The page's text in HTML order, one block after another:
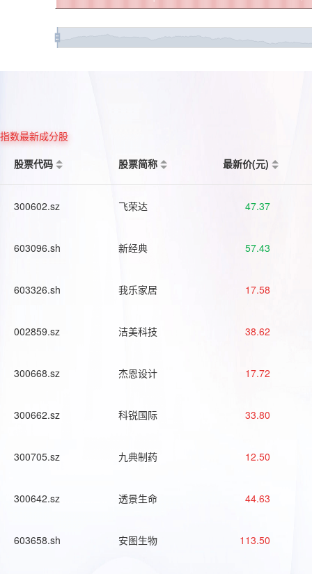
指数最新成分股
股票代码
股票简称 最新价(元)
300602.sz 飞荣达 47.37
603096.sh 新经典 57.43
603326.sh 我乐家居 17.58
002859.sz 洁美科技 38.62
300668.sz 杰恩设计 17.72
300662.sz 科锐国际 33.80
300705.sz 九典制药 12.50
300642.sz 透景生命 44.63
603658.sh 安图生物 113.50